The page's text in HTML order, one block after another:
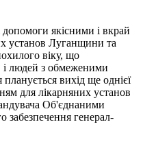
якісними і вкрай
установ Луганщини та
віку, що
і людей з обмеженими
вихід ще однієї
для лікарняних установ
Об'єднаними
забезпечення генерал-